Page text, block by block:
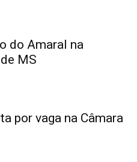
do Amaral na
MS
por vaga na Câmara